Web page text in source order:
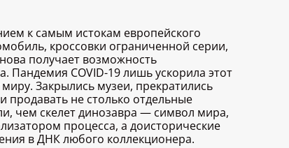
к самым истокам европейского
кроссовки ограниченной серии,
получает возможность
Пандемия COVID-19 лишь ускорила этот
Закрылись музеи, прекратились
не столько отдельные
чем скелет динозавра — символ мира,
процесса, а доисторические
в ДНК любого коллекционера.